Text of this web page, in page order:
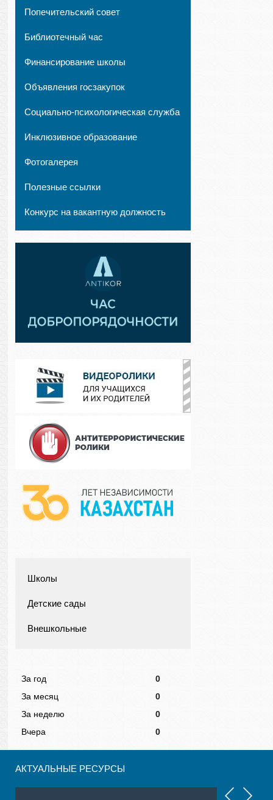
Попечительский совет
Библиотечный час
Финансирование школы
Объявления госзакупок
Социально-психологическая служба
Инклюзивное образование
Фотогалерея
Полезные ссылки
Конкурс на вакантную должность
Школы
Детские сады
Внешкольные
За год
0
За месяц
0
За неделю
0
Вчера
0
АКТУАЛЬНЫЕ РЕСУРСЫ